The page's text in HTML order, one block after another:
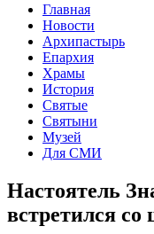
Главная
Новости
Архипастырь
Епархия
Храмы
История
Святые
Святыни
Музей
Для СМИ
Настоятель
встретился